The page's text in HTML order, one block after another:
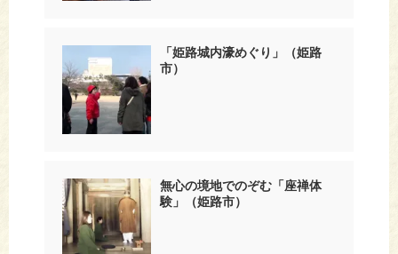
「姫路城内濠めぐり」（姫路
市）
無心の境地でのぞむ「座禅体
験」（姫路市）